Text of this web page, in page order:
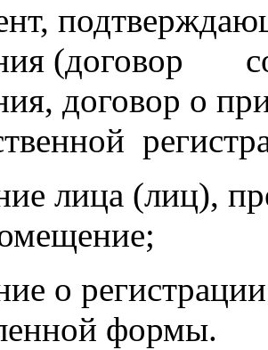
(договор
договор о
лица (лиц),
о
формы.